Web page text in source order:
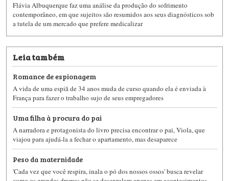
Flávia Albuquerque faz uma análise da produção do sofrimento
contemporâneo, em que sujeitos são resumidos aos seus diagnósticos sob
a tutela de um mercado que prefere medicalizar
Leia também
Romance de espionagem
A vida de uma espiã de 34 anos muda de curso quando ela é enviada à
França para fazer o trabalho sujo de seus empregadores
Uma filha à procura do pai
A narradora e protagonista do livro precisa encontrar o pai, Viola, que
viajou para ajudá-la a fechar o apartamento, mas desaparece
Peso da maternidade
'Cada vez que você respira, inala o pó dos nossos ossos' busca revelar